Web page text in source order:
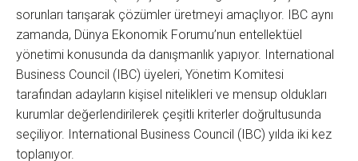
sorunları tarışarak çözümler üretmeyi amaçlıyor. IBC aynı
zamanda, Dünya Ekonomik Forumu’nun entellektüel
yönetimi konusunda da danışmanlık yapıyor. International
Business Council (IBC) üyeleri, Yönetim Komitesi
tarafından adayların kişisel nitelikleri ve mensup oldukları
kurumlar değerlendirilerek çeşitli kriterler doğrultusunda
seçiliyor. International Business Council (IBC) yılda iki kez
toplanıyor.